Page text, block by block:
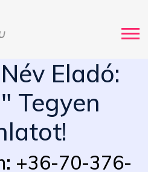
Eladó:
" Tegyen
+36-70-376-